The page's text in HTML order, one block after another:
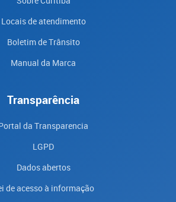
Locais de atendimento
Boletim de Trânsito
Manual da Marca
Transparência
da Transparencia
LGPD
Dados abertos
de acesso à informação